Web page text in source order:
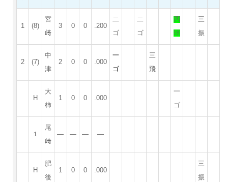
1 (8)
宮
﨑
3 0 0 .200
二
ゴ
二
ゴ
四
球
三
振
2 (7)
中
津
2 0 0 .000
一
ゴ
三
飛
H
大
柿
1 0 0 .000
一
ゴ
１
尾
﨑
— — — —
H
肥
後
1 0 0 .000
三
振